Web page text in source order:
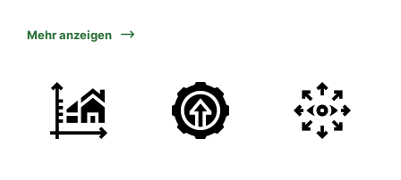
Mehr anzeigen